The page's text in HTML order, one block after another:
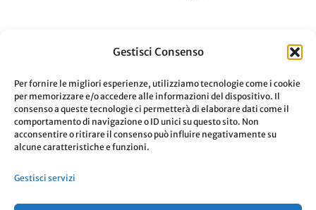
Gestisci Consenso
Per fornire le migliori esperienze, utilizziamo tecnologie come i cookie
per memorizzare e/o accedere alle informazioni del dispositivo. Il
consenso a queste tecnologie ci permetterà di elaborare dati come il
comportamento di navigazione o ID unici su questo sito. Non
acconsentire o ritirare il consenso può influire negativamente su
alcune caratteristiche e funzioni.
Gestisci servizi
LASCIA UN COMMENTO
commento.